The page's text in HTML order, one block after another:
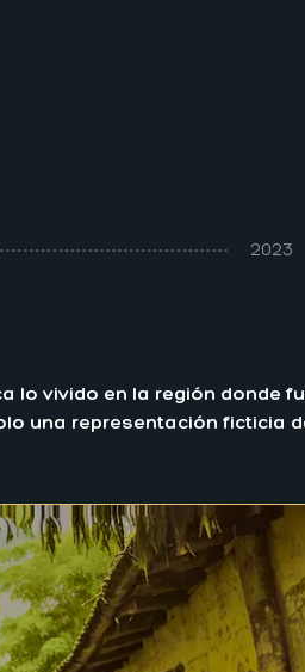
2023
lo vivido en la región donde
una representación ficticia